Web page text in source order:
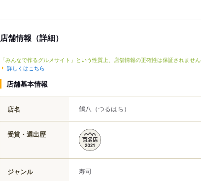
店舗情報（詳細）
「みんなで作るグルメサイト」という性質上、店舗情報の正確性は保証されませ
詳しくはこちら
店舗基本情報
店名 鶴八 （つるはち）
受賞・選出歴
ジャンル 寿司